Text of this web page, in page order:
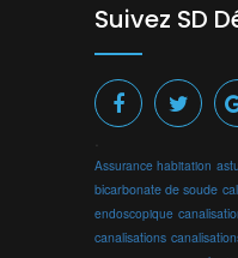
Suivez SD
Assurance habitation
bicarbonate de soude
endoscopique
canalisations